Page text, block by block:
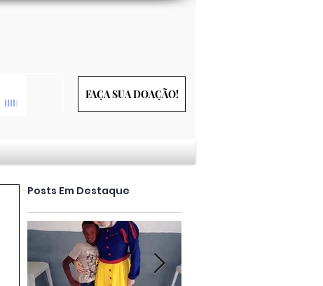
FAÇA SUA DOAÇÃO!
Posts Em Destaque